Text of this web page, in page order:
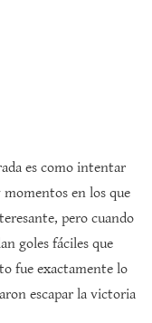
es como intentar
momentos en los que
pero cuando
goles fáciles que
fue exactamente lo
escapar la victoria